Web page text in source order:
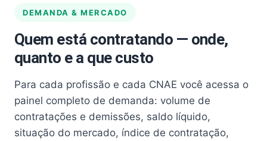
DEMANDA & MERCADO
Quem está contratando — onde,
quanto e a que custo
Para cada profissão e cada CNAE você acessa o
painel completo de demanda: volume de
contratações e demissões, saldo líquido,
situação do mercado, índice de contratação,